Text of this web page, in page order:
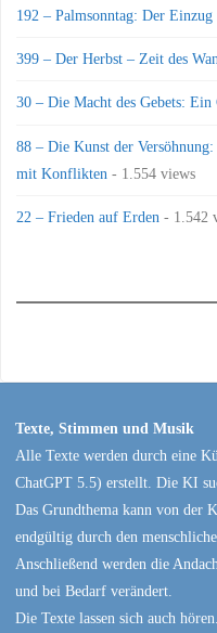
192 – Palmsonntag: Der
399 – Der Herbst – Zeit des
30 – Die Macht des Gebets:
88 – Die Kunst der
mit Konflikten - 1.554 views
22 – Frieden auf Erden - 1.542
Texte, Stimmen und Musik
Alle Texte werden durch eine
ChatGPT 5.5) erstellt. Die KI
Das Grundthema kann von der
endgültig durch den
Anschließend werden die
und bei Bedarf verändert.
Die Texte lassen sich auch